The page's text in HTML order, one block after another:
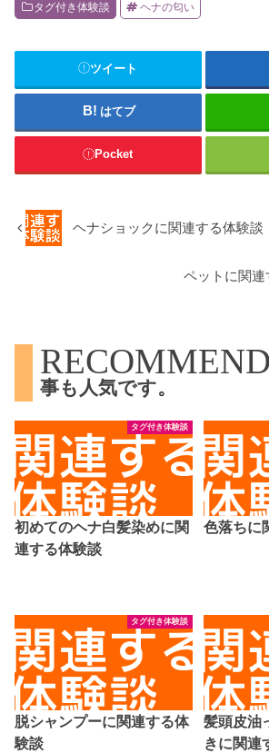
タグ付き体験談 ヘナの匂い
ツイート
はてブ
Pocket
ヘナショックに関連する体験談
ペットに関連
RECOMMEND
事も人気です。
タグ付き体験談
初めてのヘナ白髪染めに関
連する体験談
色落ちに
タグ付き体験談
脱シャンプーに関連する体
験談
髪頭皮油
きに関連